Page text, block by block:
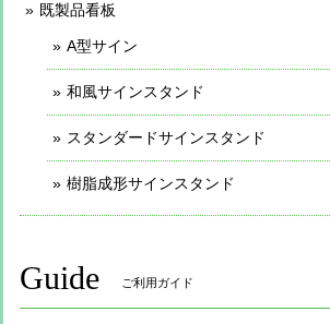
既製品看板
A型サイン
和風サインスタンド
スタンダードサインスタンド
樹脂成形サインスタンド
Guide ご利用ガイド